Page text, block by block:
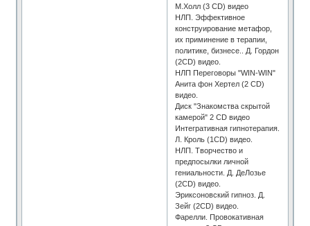
М.Холл (3 CD) видео
НЛП. Эффективное
конструирование метафор,
их приминение в терапии,
политике, бизнесе.. Д. Гордон
(2CD) видео.
НЛП Переговоры "WIN-WIN"
Анита фон Хертел (2 CD)
видео.
Диск "Знакомства скрытой
камерой" 2 CD видео
Интегративная гипнотерапия.
Л. Кроль (1CD) видео.
НЛП. Творчество и
предпосылки личной
гениальности. Д. ДеЛозье
(2CD) видео.
Эриксоновский гипноз. Д.
Зейг (2CD) видео.
Фарелли. Провокативная